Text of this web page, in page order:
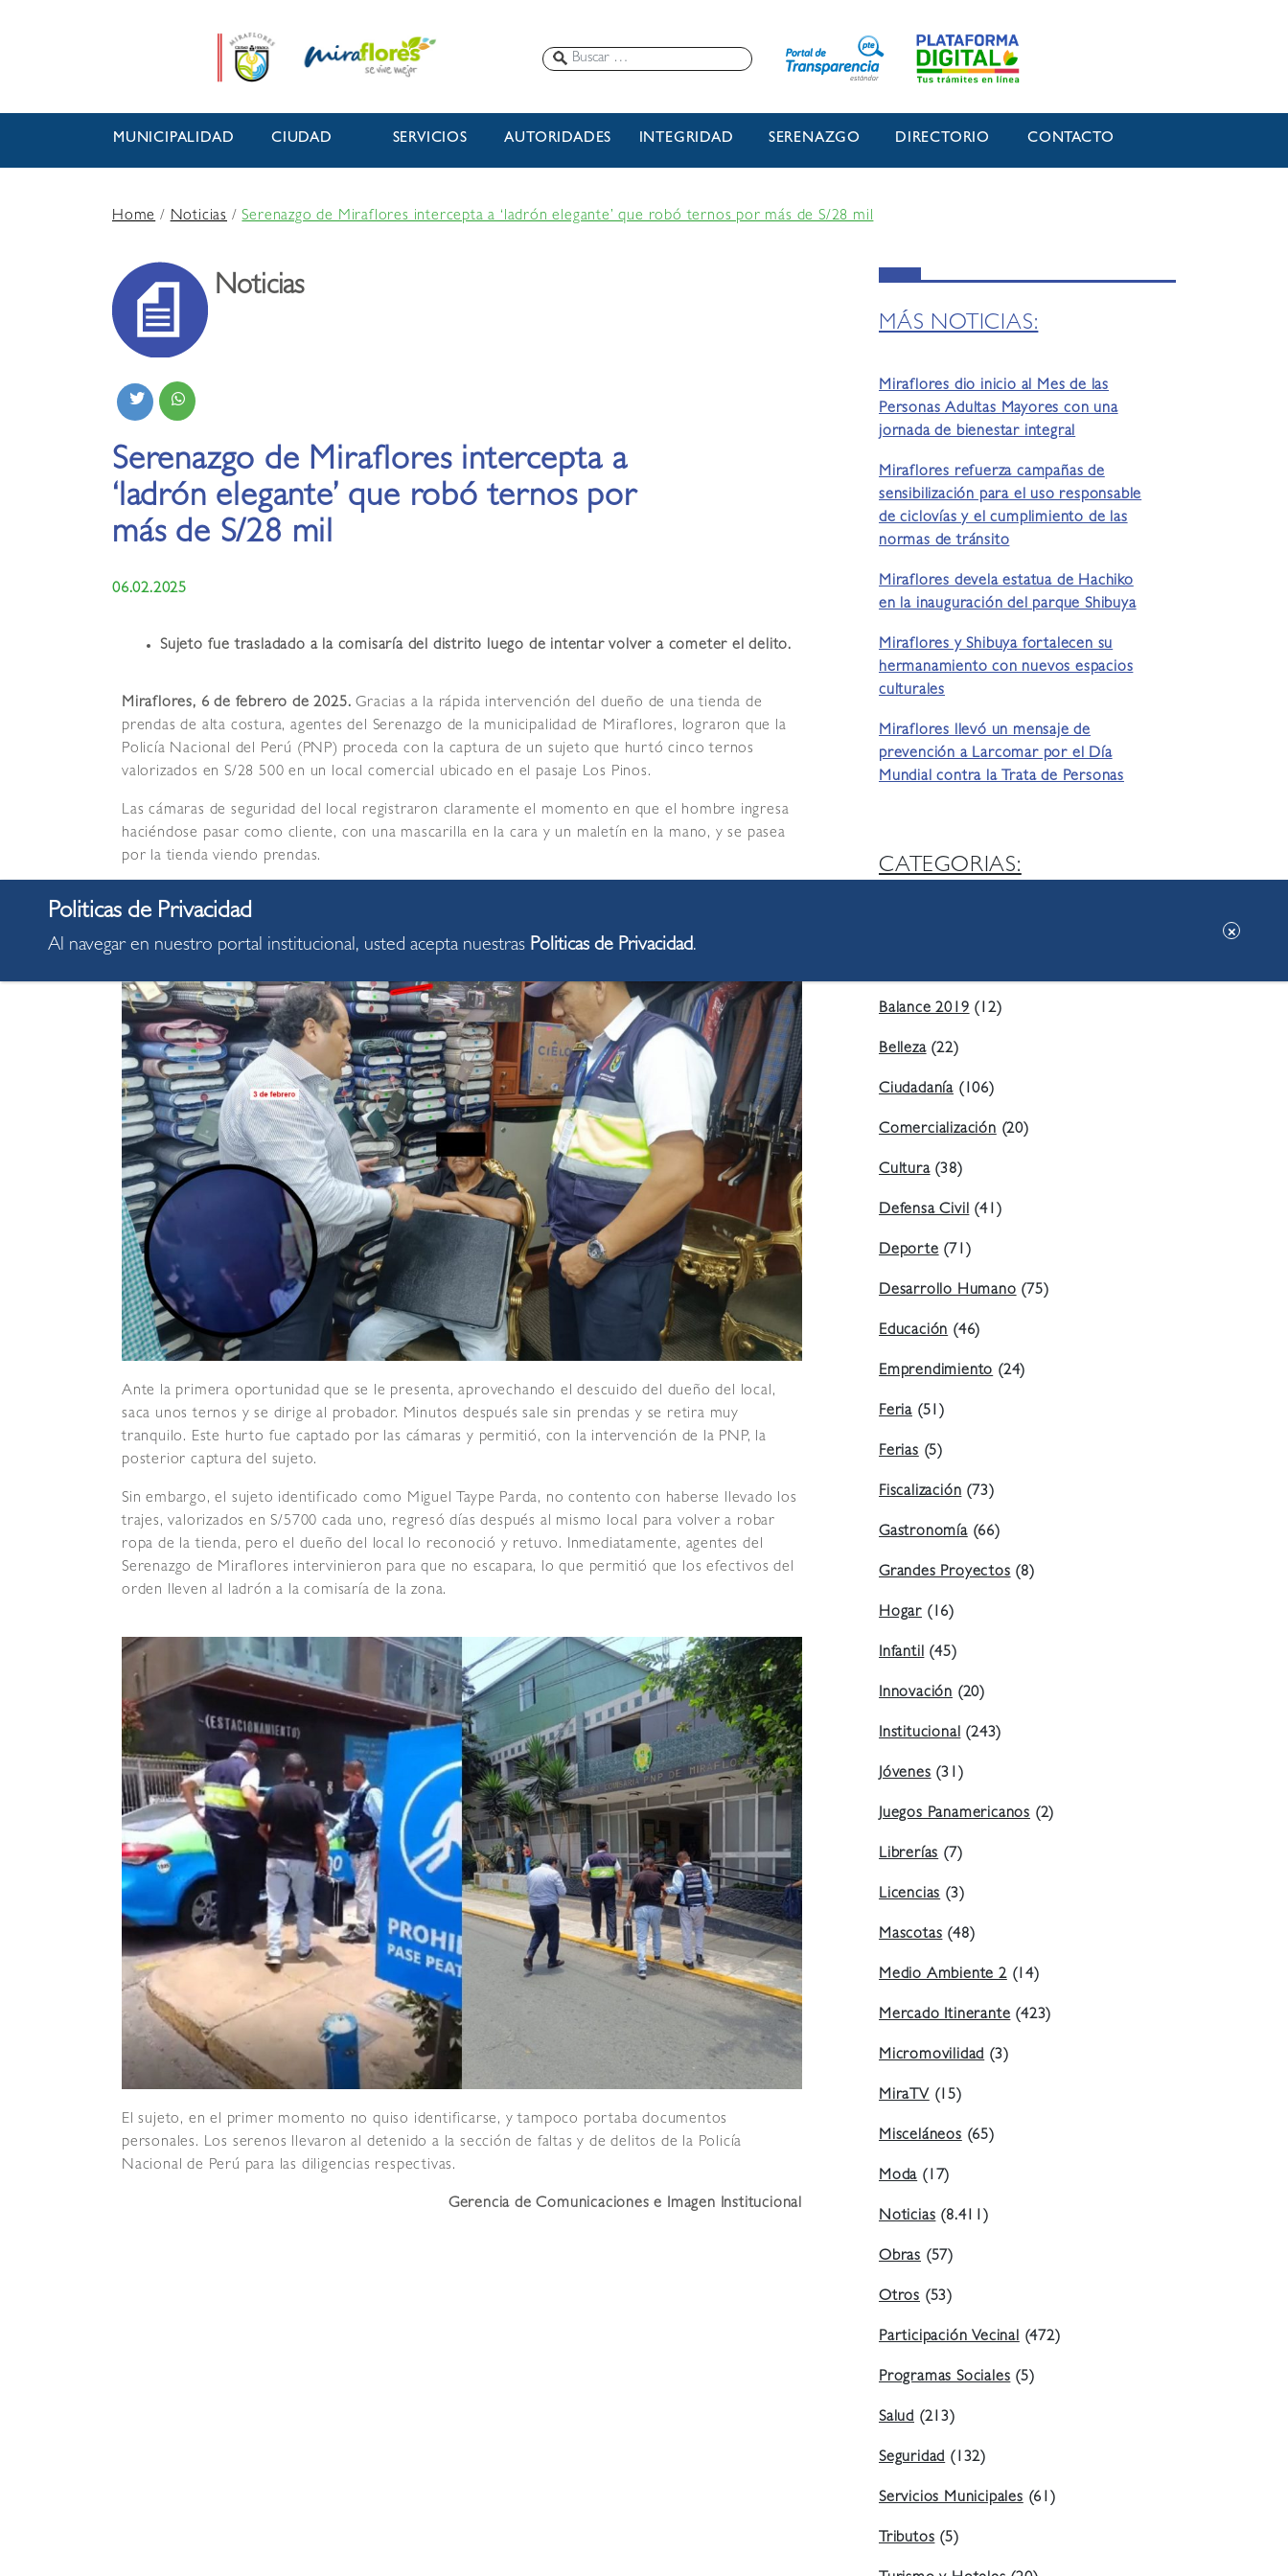
MUNICIPALIDAD CIUDAD SERVICIOS AUTORIDADES INTEGRIDAD SERENAZGO DIRECTORIO CONTACTO
Home/Noticias /Serenazgo de Miraflores intercepta a ‘ladrón elegante’ que robó ternos por más de S/28 mil
Noticias
Serenazgo de Miraflores intercepta a
‘ladrón elegante’ que robó ternos por
más de S/28 mil
06.02.2025
Sujeto fue trasladado a la comisaría del distrito luego de intentar volver a cometer el delito.
Miraflores, 6 de febrero de 2025.Gracias a la rápida intervención del dueño de una tienda de
prendas de alta costura, agentes del Serenazgo de la municipalidad de Miraflores, lograron que la
Policía Nacional del Perú (PNP) proceda con la captura de un sujeto que hurtó cinco ternos
valorizados en S/28 500 en un local comercial ubicado en el pasaje Los Pinos.
Las cámaras de seguridad del local registraron claramente el momento en que el hombre ingresa
haciéndose pasar como cliente, con una mascarilla en la cara y un maletín en la mano, y se pasea
por la tienda viendo prendas.
Ante la primera oportunidad que se le presenta, aprovechando el descuido del dueño del local,
saca unos ternos y se dirige al probador. Minutos después sale sin prendas y se retira muy
tranquilo. Este hurto fue captado por las cámaras y permitió, con la intervención de la PNP, la
posterior captura del sujeto.
Sin embargo, el sujeto identificado como Miguel Taype Parda, no contento con haberse llevado los
trajes, valorizados en S/5700 cada uno, regresó días después al mismo local para volver a robar
ropa de la tienda, pero el dueño del local lo reconoció y retuvo. Inmediatamente, agentes del
Serenazgo de Miraflores intervinieron para que no escapara, lo que permitió que los efectivos del
orden lleven al ladrón a la comisaría de la zona.
El sujeto, en el primer momento no quiso identificarse, y tampoco portaba documentos
personales. Los serenos llevaron al detenido a la sección de faltas y de delitos de la Policía
Nacional de Perú para las diligencias respectivas.
Gerencia de Comunicaciones e Imagen Institucional
MÁS NOTICIAS:
Miraflores dio inicio al Mes de las
Personas Adultas Mayores con una
jornada de bienestar integral
Miraflores refuerza campañas de
sensibilización para el uso responsable
de ciclovías y el cumplimiento de las
normas de tránsito
Miraflores devela estatua de Hachiko
en la inauguración del parque Shibuya
Miraflores y Shibuya fortalecen su
hermanamiento con nuevos espacios
culturales
Miraflores llevó un mensaje de
prevención a Larcomar por el Día
Mundial contra la Trata de Personas
CATEGORIAS:
Balance 2019(12)
Belleza(22)
Ciudadanía (106)
Comercialización(20)
Cultura(38)
Defensa Civil(41)
Deporte(71)
Desarrollo Humano(75)
Educación(46)
Emprendimiento(24)
Feria (51)
Ferias(5)
Fiscalización(73)
Gastronomía(66)
Grandes Proyectos(8)
Hogar (16)
Infantil(45)
Innovación (20)
Institucional(243)
Jóvenes(31)
Juegos Panamericanos (2)
Librerías(7)
Licencias(3)
Mascotas(48)
Medio Ambiente 2(14)
Mercado Itinerante(423)
Micromovilidad(3)
MiraTV(15)
Misceláneos(65)
Moda(17)
Noticias(8.411)
Obras (57)
Otros (53)
Participación Vecinal(472)
Programas Sociales(5)
Salud (213)
Seguridad(132)
Servicios Municipales(61)
Tributos(5)
Al navegar en nuestro portal institucional, usted acepta nuestras Politicas de Privacidad.